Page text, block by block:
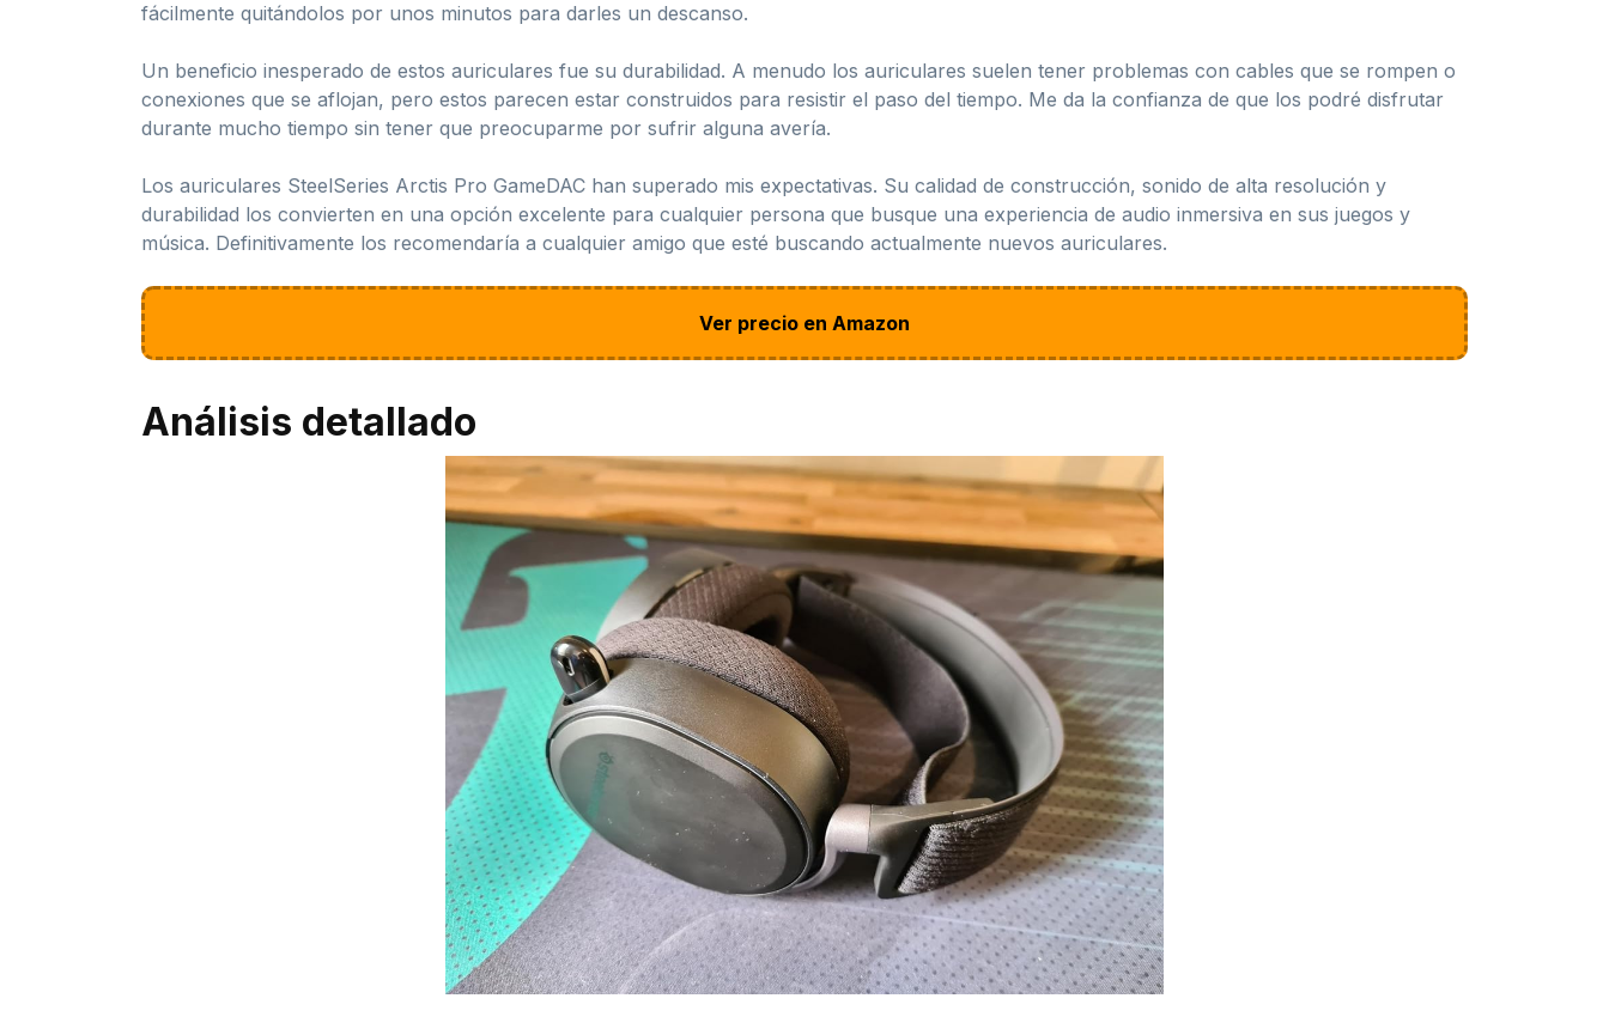
fácilmente quitándolos por unos minutos para darles un descanso.
Un beneficio inesperado de estos auriculares fue su durabilidad. A menudo los auriculares suelen tener problemas con cables que se rompen o
conexiones que se aflojan, pero estos parecen estar construidos para resistir el paso del tiempo. Me da la confianza de que los podré disfrutar
durante mucho tiempo sin tener que preocuparme por sufrir alguna avería.
Los auriculares SteelSeries Arctis Pro GameDAC han superado mis expectativas. Su calidad de construcción, sonido de alta resolución y
durabilidad los convierten en una opción excelente para cualquier persona que busque una experiencia de audio inmersiva en sus juegos y
música. Definitivamente los recomendaría a cualquier amigo que esté buscando actualmente nuevos auriculares.
Ver precio en Amazon
Análisis detallado